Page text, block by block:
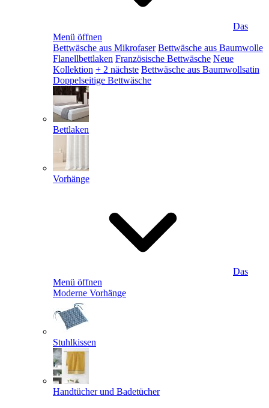
Das
Menü öffnen
Bettwäsche aus Mikrofaser Bettwäsche aus Baumwolle
Flanellbettlaken Französische Bettwäsche Neue
Kollektion + 2 nächste Bettwäsche aus Baumwollsatin
Doppelseitige Bettwäsche
Bettlaken
Vorhänge
Das
Menü öffnen
Moderne Vorhänge
Stuhlkissen
Handtücher und Badetücher